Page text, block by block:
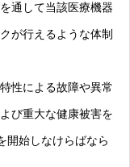
通して当該医療機器
が行えるような体制
性による故障や異常
び重大な健康被害を
開始しなけらばなら